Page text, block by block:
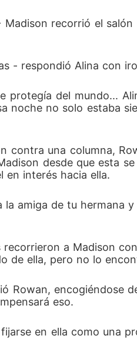
recorrió el
- respondió Alina con
protegía del mundo...
noche no solo estaba
contra una columna,
desde que esta
en interés hacia ella.
amiga de tu hermana
a Madison
de ella, pero no lo
Rowan, encogiéndose
eso.
en ella como una